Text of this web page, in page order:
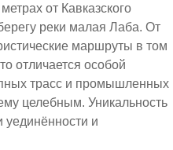
от Кавказского
реки малая Лаба. От
маршруты в том
отличается особой
трасс и промышленных
целебным. Уникальность
уединённости и